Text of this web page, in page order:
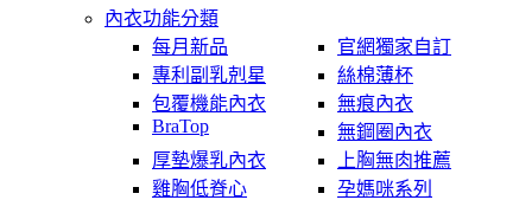
內衣功能分類
每月新品
官網獨家自訂
專利副乳剋星
絲棉薄杯
包覆機能內衣
無痕內衣
BraTop
無鋼圈內衣
厚墊爆乳內衣
上胸無肉推薦
雞胸低脊心
孕媽咪系列